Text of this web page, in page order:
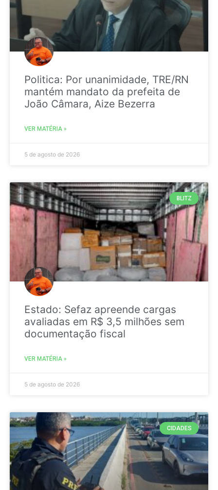
Politica: Por unanimidade, TRE/RN
mantém mandato da prefeita de
João Câmara, Aize Bezerra
VER MATÉRIA »
5 de agosto de 2026
BLITZ
Estado: Sefaz apreende cargas
avaliadas em R$ 3,5 milhões sem
documentação fiscal
VER MATÉRIA »
5 de agosto de 2026
CIDADES